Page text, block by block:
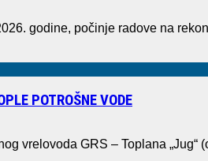
godine, počinje radove na
POTROŠNE VODE
vrelovoda GRS – Toplana „Jug“